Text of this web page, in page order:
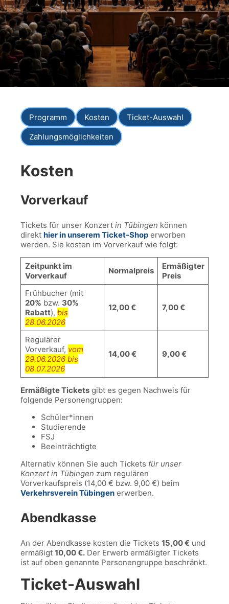
Programm Kosten
Ticket-Auswahl
Zahlungsmöglichkeiten
Kosten
Vorverkauf
Tickets für unser Konzert in Tübingen können
direkt hier in unserem Ticket-Shop erworben
werden. Sie kosten im Vorverkauf wie folgt:
Zeitpunkt im
Vorverkauf
Normalpreis
Ermäßigter
Preis
Frühbucher (mit
20% bzw. 30%
Rabatt), bis
28.06.2026
12,00 € 7,00 €
Regulärer
Vorverkauf, vom
29.06.2026 bis
08.07.2026
14,00 € 9,00 €
Ermäßigte Tickets gibt es gegen Nachweis für
folgende Personengruppen:
Schüler*innen
Studierende
FSJ
Beeinträchtigte
Alternativ können Sie auch Tickets für unser
Konzert in Tübingen zum regulären
Vorverkaufspreis (14,00 € bzw. 9,00 €) beim
Verkehrsverein Tübingen erwerben.
Abendkasse
An der Abendkasse kosten die Tickets 15,00 € und
ermäßigt 10,00 €. Der Erwerb ermäßigter Tickets
ist auf oben genannte Personengruppe beschränkt.
Ticket-Auswahl